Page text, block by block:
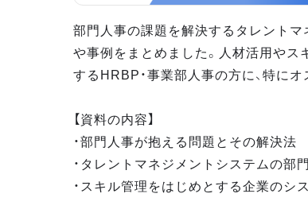
部門人事の課題を解決するタレント
や事例をまとめました。人材活用やス
するHRBP・事業部人事の方に、特にオ
【資料の内容】
・部門人事が抱える問題とその解決法
・タレントマネジメントシステムの部
・スキル管理をはじめとする企業のシ